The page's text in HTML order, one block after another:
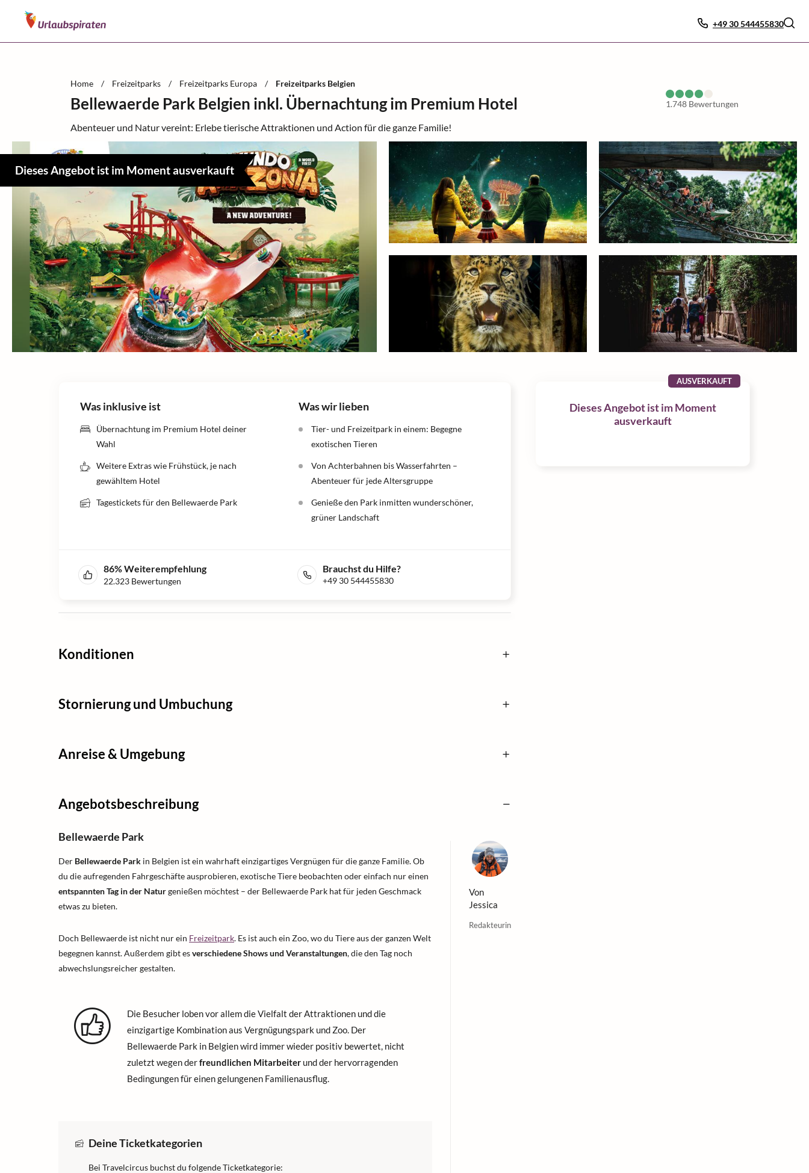
+49 30 544455830
Home / Freizeitparks / Freizeitparks Europa / Freizeitparks Belgien
Bellewaerde Park Belgien inkl. Übernachtung im Premium Hotel 1.748 Bewertungen
Abenteuer und Natur vereint: Erlebe tierische Attraktionen und Action für die ganze Familie!
Dieses Angebot ist im Moment ausverkauft
AUSVERKAUFT
Dieses Angebot ist im Moment
ausverkauft
Was inklusive ist
Übernachtung im Premium Hotel deiner
Wahl
Weitere Extras wie Frühstück, je nach
gewähltem Hotel
Tagestickets für den Bellewaerde Park
Was wir lieben
Tier- und Freizeitpark in einem: Begegne
exotischen Tieren
Von Achterbahnen bis Wasserfahrten –
Abenteuer für jede Altersgruppe
Genieße den Park inmitten wunderschöner,
grüner Landschaft
86%Weiterempfehlung
22.323 Bewertungen
Brauchst du Hilfe?
+49 30 544455830
Konditionen
Stornierung und Umbuchung
Anreise & Umgebung
Angebotsbeschreibung
Bellewaerde Park
Der Bellewaerde Park in Belgien ist ein wahrhaft einzigartiges Vergnügen für die ganze Familie. Ob
du die aufregenden Fahrgeschäfte ausprobieren, exotische Tiere beobachten oder einfach nur einen
entspannten Tag in der Naturgenießen möchtest – der Bellewaerde Park hat für jeden Geschmack
etwas zu bieten.
Doch Bellewaerde ist nicht nur ein Freizeitpark. Es ist auch ein Zoo, wo du Tiere aus der ganzen Welt
begegnen kannst. Außerdem gibt esverschiedene Shows und Veranstaltungen, die den Tag noch
abwechslungsreicher gestalten.
Die Besucher loben vor allem die Vielfalt der Attraktionen und die
einzigartige Kombination aus Vergnügungspark und Zoo. Der
Bellewaerde Park in Belgien wird immer wieder positiv bewertet, nicht
zuletzt wegen derfreundlichen Mitarbeiter und der hervorragenden
Bedingungen für einen gelungenen Familienausflug.
Deine Ticketkategorien
Bei Travelcircus buchst du folgende Ticketkategorie:
Von
Jessica
Redakteurin